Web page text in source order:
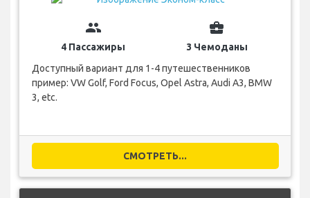
group
4 Пассажиры
business_center
3 Чемоданы
Доступный вариант для 1-4 путешественников
пример: VW Golf, Ford Focus, Opel Astra, Audi A3, BMW
3, etc.
СМОТРЕТЬ...